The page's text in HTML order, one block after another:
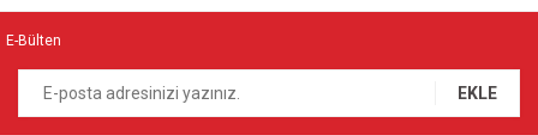
Görüş ve önerileriniz için teşekkür ederiz.
E-Bülten
EKLE